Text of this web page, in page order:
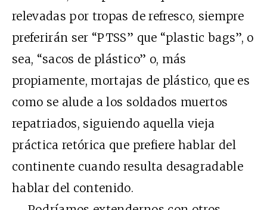
relevadas por tropas de refresco, siempre
preferirán ser “PTSS” que “plastic bags”, o
sea, “sacos de plástico” o, más
propiamente, mortajas de plástico, que es
como se alude a los soldados muertos
repatriados, siguiendo aquella vieja
práctica retórica que prefiere hablar del
continente cuando resulta desagradable
hablar del contenido.